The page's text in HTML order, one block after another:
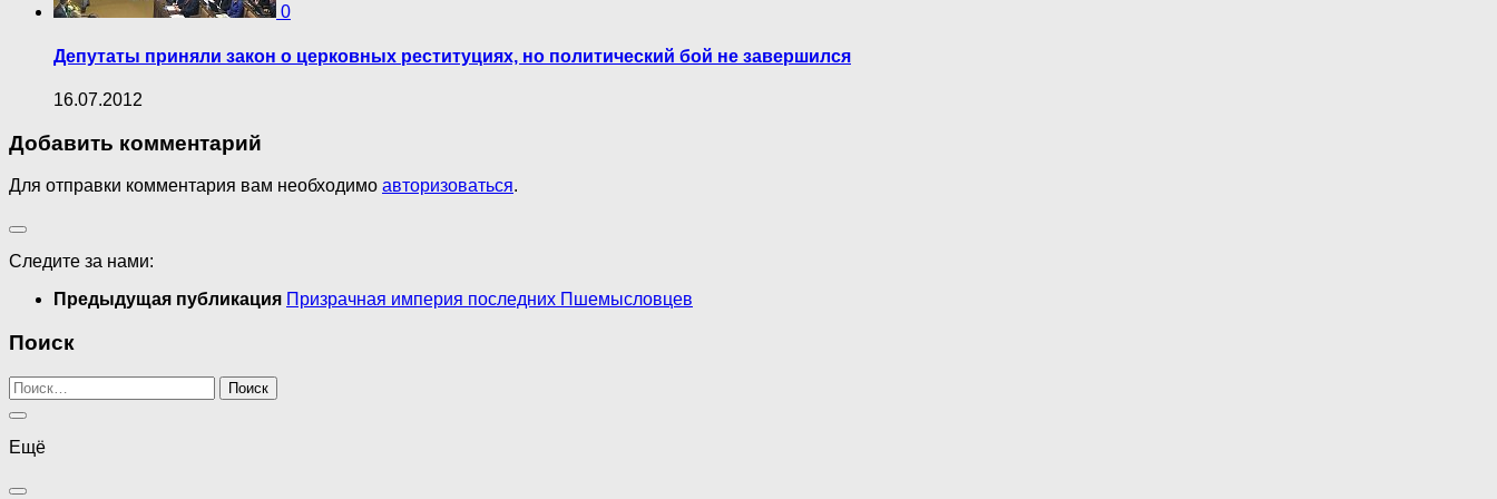
0
Депутаты приняли закон о церковных реституциях, но политический бой не завершился
16.07.2012
Добавить комментарий
Для отправки комментария вам необходимо авторизоваться.
Следите за нами:
Предыдущая публикация Призрачная империя последних Пшемысловцев
Поиск
Найти:
Ещё